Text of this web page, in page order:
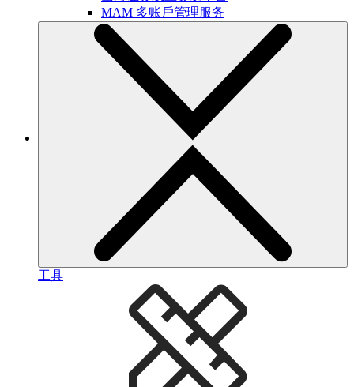
MAM 多账戶管理服务
工具